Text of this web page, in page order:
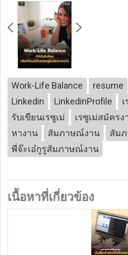
Work-Life Balance resume
Linkedin
LinkedinProfile
รับเขียนเรซูเม่
เรซูเม่สมัครง
หางาน
สัมภาษณ์งาน สัม
พี่จ๊ะเอ๋กูรูสัมภาษณ์งาน
เนื้อหาที่เกี่ยวข้อง